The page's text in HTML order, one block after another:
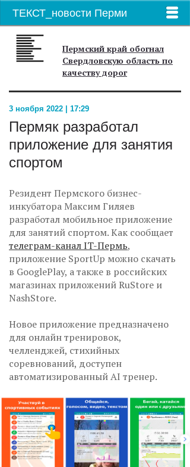
ТЕКСТ_новости Перми
Пермский край обогнал
Свердловскую область по
качеству дорог
3 ноября 2022 | 17:29
Пермяк разработал
приложение для занятия
спортом
Резидент Пермского бизнес-
инкубатора Максим Гиляев
разработал мобильное приложение
для занятий спортом. Как сообщает
телеграм-канал IT-Пермь,
приложение SportUp можно скачать
в GooglePlay, а также в российских
магазинах приложений RuStore и
NashStore.
Новое приложение предназначено
для онлайн тренировок,
челленджей, стихийных
соревнований, доступен
автоматизированный AI тренер.